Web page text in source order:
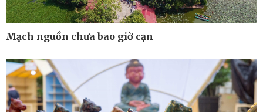
Ô tô - Xe máy
Ô tô
Doanh nghiệp
Thông tin doanh nghiệp
Mạch nguồn chưa bao giờ cạn